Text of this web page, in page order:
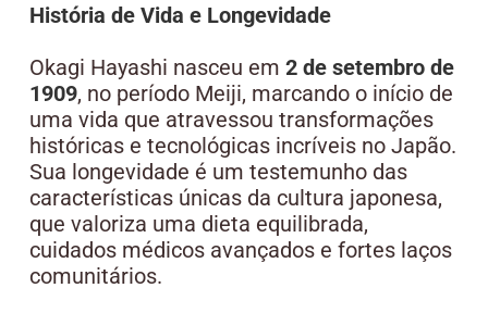
História de Vida e Longevidade
Okagi Hayashi nasceu em 2 de setembro de
1909, no período Meiji, marcando o início de
uma vida que atravessou transformações
históricas e tecnológicas incríveis no Japão.
Sua longevidade é um testemunho das
características únicas da cultura japonesa,
que valoriza uma dieta equilibrada,
cuidados médicos avançados e fortes laços
comunitários.